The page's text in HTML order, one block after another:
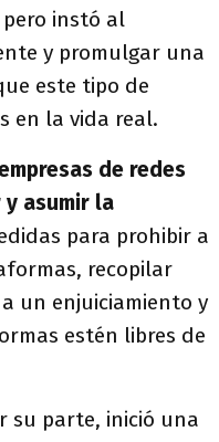
pero instó al
y promulgar una
este tipo de
en la vida real.
de redes
asumir la
para prohibir a
recopilar
un enjuiciamiento y
estén libres de
su parte, inició una